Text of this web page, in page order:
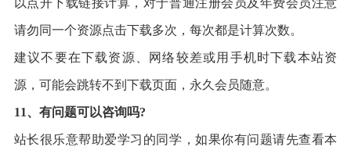
以点开下载链接计算，对于普通注册会员及年费会员注意
请勿同一个资源点击下载多次，每次都是计算次数。
建议不要在下载资源、网络较差或用手机时下载本站资
源，可能会跳转不到下载页面，永久会员随意。
11、有问题可以咨询吗?
站长很乐意帮助爱学习的同学，如果你有问题请先查看本